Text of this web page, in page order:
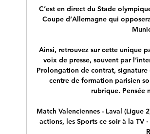
C’est en direct du Stade
Coupe d’Allemagne qui
Ainsi, retrouvez sur cette unique
voix de presse, souvent par
Prolongation de contrat, signature
centre de formation parisien
rubrique. Pensée
Match Valenciennes - Laval (Ligue
actions, les Sports ce soir à la TV